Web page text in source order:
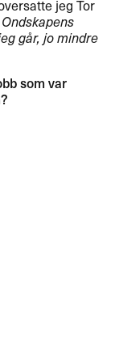
jeg Tor
Ondskapens
går, jo mindre
som var